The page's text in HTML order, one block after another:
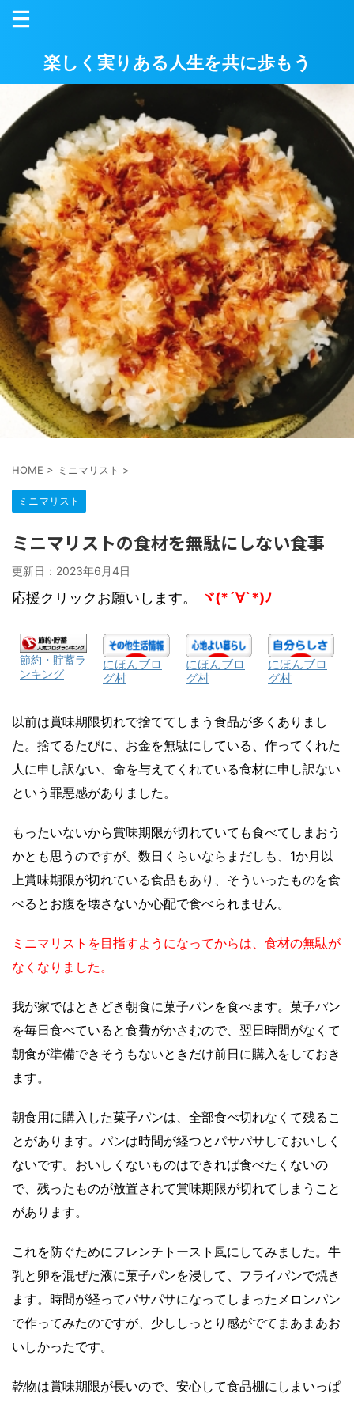
楽しく実りある人生を共に歩もう
HOME > ミニマリスト >
ミニマリスト
ミニマリストの食材を無駄にしない食事
更新日： 2023年6月4日
応援クリックお願いします。 ヾ(*´∀`*)ﾉ
節約・貯蓄ラ
ンキング
にほんブロ
グ村
にほんブロ
グ村
にほんブロ
グ村
以前は賞味期限切れで捨ててしまう食品が多くありまし
た。捨てるたびに、お金を無駄にしている、作ってくれた
人に申し訳ない、命を与えてくれている食材に申し訳ない
という罪悪感がありました。
もったいないから賞味期限が切れていても食べてしまおう
かとも思うのですが、数日くらいならまだしも、1か月以
上賞味期限が切れている食品もあり、そういったものを食
べるとお腹を壊さないか心配で食べられません。
ミニマリストを目指すようになってからは、食材の無駄が
なくなりました。
我が家ではときどき朝食に菓子パンを食べます。菓子パン
を毎日食べていると食費がかさむので、翌日時間がなくて
朝食が準備できそうもないときだけ前日に購入をしておき
ます。
朝食用に購入した菓子パンは、全部食べ切れなくて残るこ
とがあります。パンは時間が経つとパサパサしておいしく
ないです。おいしくないものはできれば食べたくないの
で、残ったものが放置されて賞味期限が切れてしまうこと
があります。
これを防ぐためにフレンチトースト風にしてみました。牛
乳と卵を混ぜた液に菓子パンを浸して、フライパンで焼き
ます。時間が経ってパサパサになってしまったメロンパン
で作ってみたのですが、少ししっとり感がでてまあまあお
いしかったです。
乾物は賞味期限が長いので、安心して食品棚にしまいっぱ